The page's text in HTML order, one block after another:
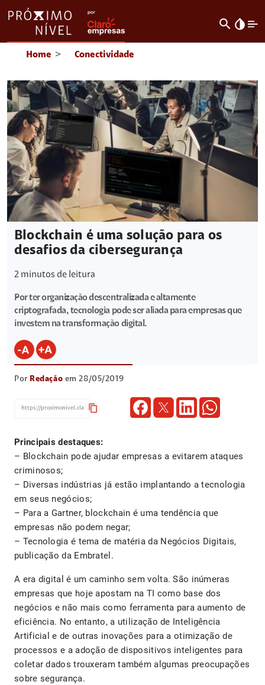
search invert_colors
Home > Conectividade
Blockchain é uma solução para os
desafios da cibersegurança
2 minutos de leitura
Por ter organização descentralizada e altamente
criptografada, tecnologia pode ser aliada para empresas que
investem na transformação digital.
Por Redação em 28/05/2019
content_copy
Principais destaques:
– Blockchain pode ajudar empresas a evitarem ataques
criminosos;
– Diversas indústrias já estão implantando a tecnologia
em seus negócios;
– Para a Gartner, blockchain é uma tendência que
empresas não podem negar;
– Tecnologia é tema de matéria da Negócios Digitais,
publicação da Embratel.
A era digital é um caminho sem volta. São inúmeras
empresas que hoje apostam na TI como base dos
negócios e não mais como ferramenta para aumento de
eficiência. No entanto, a utilização de Inteligência
Artificial e de outras inovações para a otimização de
processos e a adoção de dispositivos inteligentes para
coletar dados trouxeram também algumas preocupações
sobre segurança.